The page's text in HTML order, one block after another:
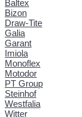
Baltex
Bizon
Draw-Tite
Galia
Garant
Imiola
Monoflex
Motodor
PT Group
Steinhof
Westfalia
Witter